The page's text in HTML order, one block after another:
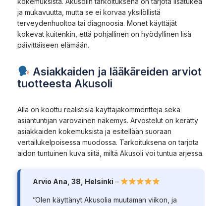
ja mukavuutta, mutta se ei korvaa yksilöllistä
terveydenhuoltoa tai diagnoosia. Monet käyttäjät
kokevat kuitenkin, että pohjallinen on hyödyllinen lisä
päivittäiseen elämään.
Asiakkaiden ja lääkäreiden arviot
tuotteesta Akusoli
Alla on koottu realistisia käyttäjäkommentteja sekä
asiantuntijan varovainen näkemys. Arvostelut on kerätty
asiakkaiden kokemuksista ja esitellään suoraan
vertailukelpoisessa muodossa. Tarkoituksena on tarjota
aidon tuntuinen kuva siitä, miltä Akusoli voi tuntua arjessa.
Arvio Ana, 38, Helsinki –
”Olen käyttänyt Akusolia muutaman viikon, ja